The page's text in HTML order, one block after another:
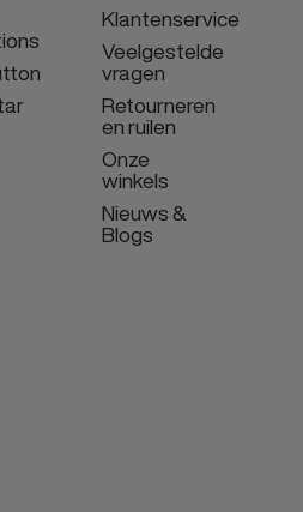
Klantenservice
Veelgestelde
vragen
Retourneren
en ruilen
Onze
winkels
Nieuws &
Blogs